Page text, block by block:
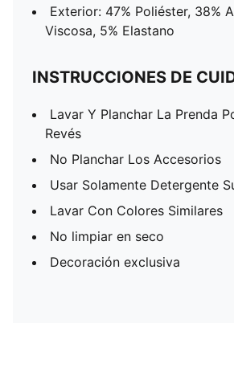
Exterior: 47% Poliéster, 38%
Viscosa, 5% Elastano
INSTRUCCIONES DE
Lavar Y Planchar La Prenda
Revés
No Planchar Los Accesorios
Usar Solamente Detergente
Lavar Con Colores Similares
No limpiar en seco
Decoración exclusiva